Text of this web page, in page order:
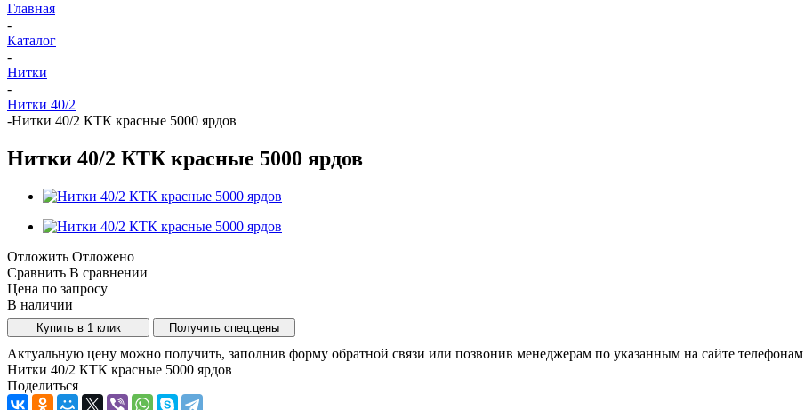
Главная
-
Каталог
-
Нитки
-
Нитки 40/2
-Нитки 40/2 КТК красные 5000 ярдов
Нитки 40/2 КТК красные 5000 ярдов
Отложить Отложено
Сравнить В сравнении
Цена по запросу
В наличии
Купить в 1 клик Получить спец.цены
Актуальную цену можно получить, заполнив форму обратной связи или позвонив менеджерам по указанным на сайте телефонам
Нитки 40/2 КТК красные 5000 ярдов
Поделиться